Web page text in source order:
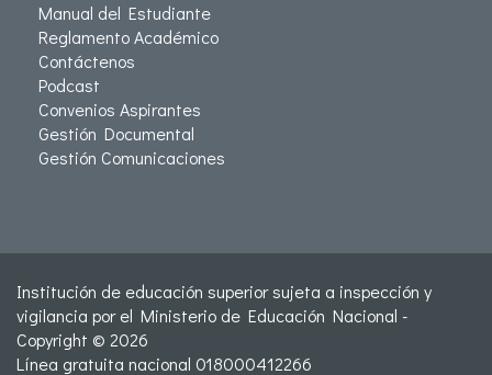
Manual del Estudiante
Reglamento Académico
Contáctenos
Podcast
Convenios Aspirantes
Gestión Documental
Gestión Comunicaciones
Institución de educación superior sujeta a inspección y
vigilancia por el Ministerio de Educación Nacional -
Copyright © 2026
Línea gratuita nacional 018000412266